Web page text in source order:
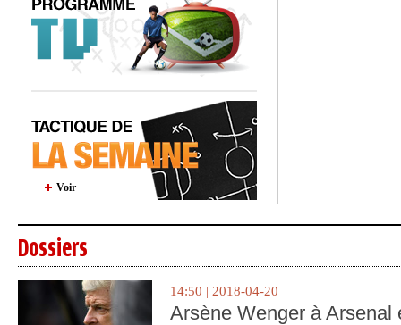
Voir
Dossiers
14:50 | 2018-04-20
Arsène Wenger à Arsenal